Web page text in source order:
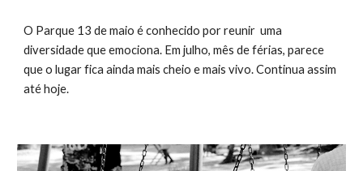
O Parque 13 de maio é conhecido por reunir  uma
diversidade que emociona. Em julho, mês de férias, parece
que o lugar fica ainda mais cheio e mais vivo. Continua assim
até hoje.